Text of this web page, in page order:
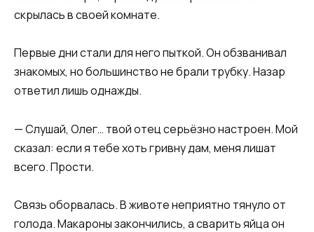
скрылась в своей комнате.
Первые дни стали для него пыткой. Он обзванивал
знакомых, но большинство не брали трубку. Назар
ответил лишь однажды.
— Слушай, Олег… твой отец серьёзно настроен. Мой
сказал: если я тебе хоть гривну дам, меня лишат
всего. Прости.
Связь оборвалась. В животе неприятно тянуло от
голода. Макароны закончились, а сварить яйца он